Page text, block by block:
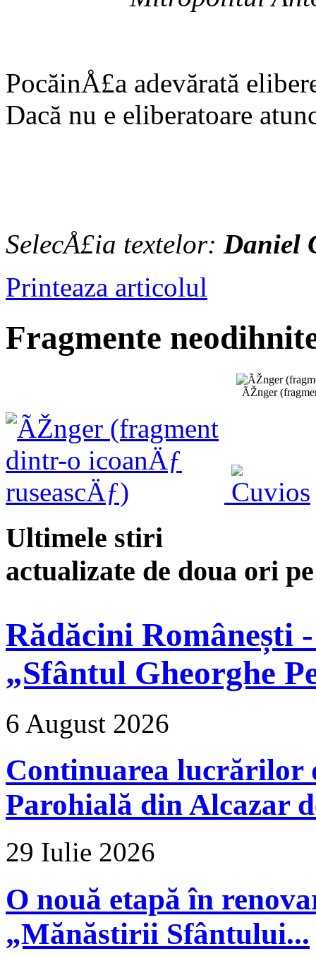
PocăinÅ£a adevărată
Dacă nu e eliberatoare
SelecÅ£ia textelor: Daniel
Printeaza articolul
Fragmente
ÃŽnger
Ultimele stiri
actualizate de doua ori
Rădăcini Românești
„Sfântul Gheorghe
6 August 2026
Continuarea lucrărilor
Parohială din Alcazar
29 Iulie 2026
O nouă etapă în
„Mănăstirii Sfântului...